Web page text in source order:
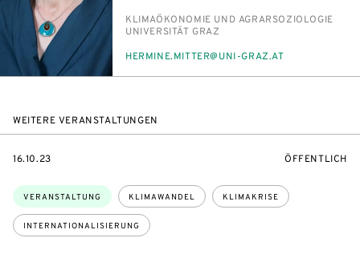
PERSON_RESEARCH_SUBJECT
KLI­MA­ÖKO­NO­MIE UND AGRAR­SO­ZIO­LO­GIE
INSTITUTION
UNI­VER­SI­TÄT GRAZ
E-
HER­MI­NE.MIT­TER@UNI-GRAZ.AT
WEITERE VERANSTALTUNGEN
Themen:
VERANSTALTUNG KLIMAWANDEL KLIMAKRISE
INTERNATIONALISIERUNG
EVENTBEGINSON
16.10.23 ÖFFENTLICH